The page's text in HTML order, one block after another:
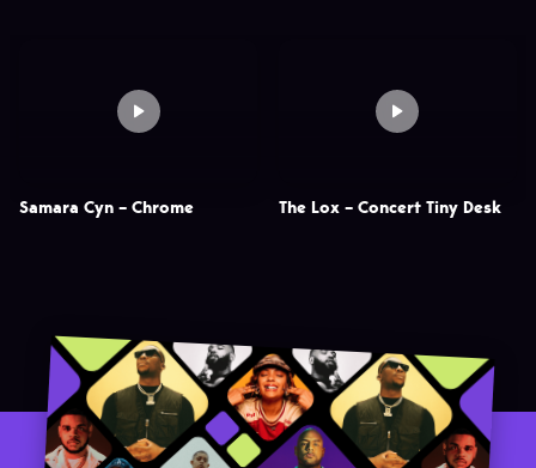
Samara Cyn – Chrome The Lox – Concert Tiny Desk